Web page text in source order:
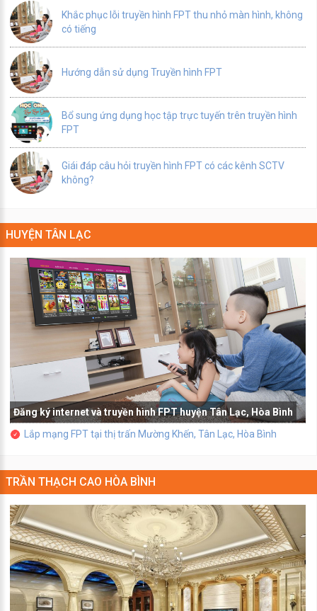
Khắc phục lỗi truyền hình FPT thu nhỏ màn hình, không
có tiếng
Hướng dẫn sử dụng Truyền hình FPT
Bổ sung ứng dụng học tập trực tuyến trên truyền hình
FPT
Giái đáp câu hỏi truyền hình FPT có các kênh SCTV
không?
HUYỆN TÂN LẠC
Đăng ký internet và truyền hình FPT huyện Tân Lạc, Hòa Bình
Lắp mạng FPT tại thị trấn Mường Khến, Tân Lạc, Hòa Bình
TRẦN THẠCH CAO HÒA BÌNH